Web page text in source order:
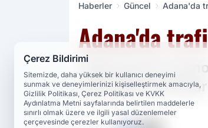
Haberler Güncel Adana'da
Adana'da
Adana'da iki
yaşındaki
Çerez Bildirimi
Sitemizde, daha yüksek bir kullanıcı deneyimi
sunmak ve deneyimlerinizi kişiselleştirmek amacıyla,
Gizlilik Politikası, Çerez Politikası ve KVKK
Aydınlatma Metni sayfalarında belirtilen maddelerle
sınırlı olmak üzere ve ilgili yasal düzenlemeler
çerçevesinde çerezler kullanıyoruz.